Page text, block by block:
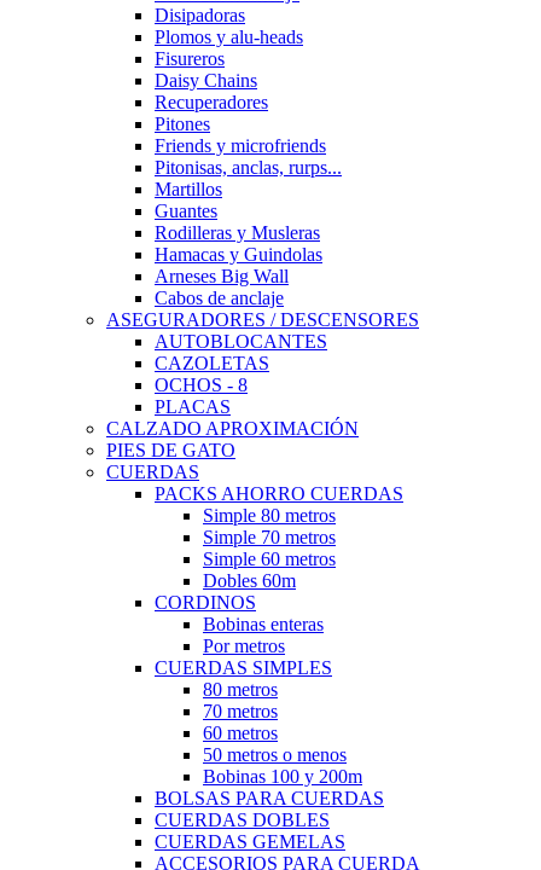
Disipadoras
Plomos y alu-heads
Fisureros
Daisy Chains
Recuperadores
Pitones
Friends y microfriends
Pitonisas, anclas, rurps...
Martillos
Guantes
Rodilleras y Musleras
Hamacas y Guindolas
Arneses Big Wall
Cabos de anclaje
ASEGURADORES / DESCENSORES
AUTOBLOCANTES
CAZOLETAS
OCHOS - 8
PLACAS
CALZADO APROXIMACIÓN
PIES DE GATO
CUERDAS
PACKS AHORRO CUERDAS
Simple 80 metros
Simple 70 metros
Simple 60 metros
Dobles 60m
CORDINOS
Bobinas enteras
Por metros
CUERDAS SIMPLES
80 metros
70 metros
60 metros
50 metros o menos
Bobinas 100 y 200m
BOLSAS PARA CUERDAS
CUERDAS DOBLES
CUERDAS GEMELAS
ACCESORIOS PARA CUERDA